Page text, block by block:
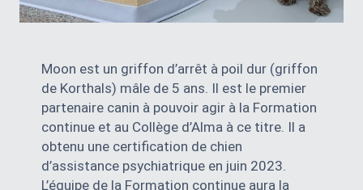
Moon est un griffon d’arrêt à poil dur (griffon
de Korthals) mâle de 5 ans. Il est le premier
partenaire canin à pouvoir agir à la Formation
continue et au Collège d’Alma à ce titre. Il a
obtenu une certification de chien
d’assistance psychiatrique en juin 2023.
L’équipe de la Formation continue aura la